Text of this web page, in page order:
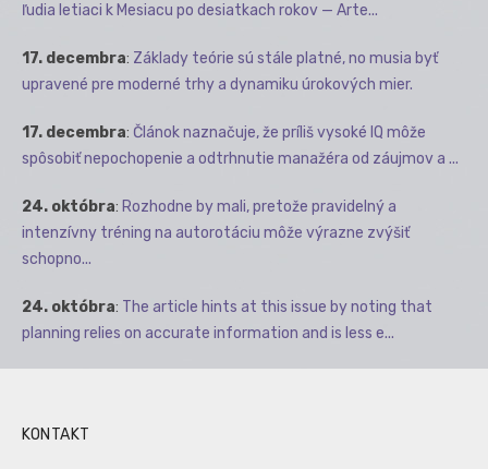
ľudia letiaci k Mesiacu po desiatkach rokov — Arte...
17. decembra: Základy teórie sú stále platné, no musia byť
upravené pre moderné trhy a dynamiku úrokových mier.
17. decembra: Článok naznačuje, že príliš vysoké IQ môže
spôsobiť nepochopenie a odtrhnutie manažéra od záujmov a ...
24. októbra: Rozhodne by mali, pretože pravidelný a
intenzívny tréning na autorotáciu môže výrazne zvýšiť
schopno...
24. októbra: The article hints at this issue by noting that
planning relies on accurate information and is less e...
KONTAKT